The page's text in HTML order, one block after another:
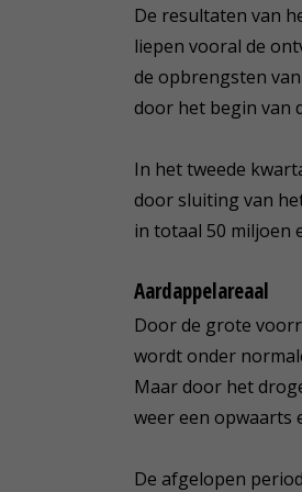
De resultaten van
liepen vooral de
de opbrengsten
door het begin van
In het tweede
door sluiting van
in totaal 50 miljoen
Aardappelareaal
Door de grote
wordt onder
Maar door het
weer een opwaarts
De afgelopen